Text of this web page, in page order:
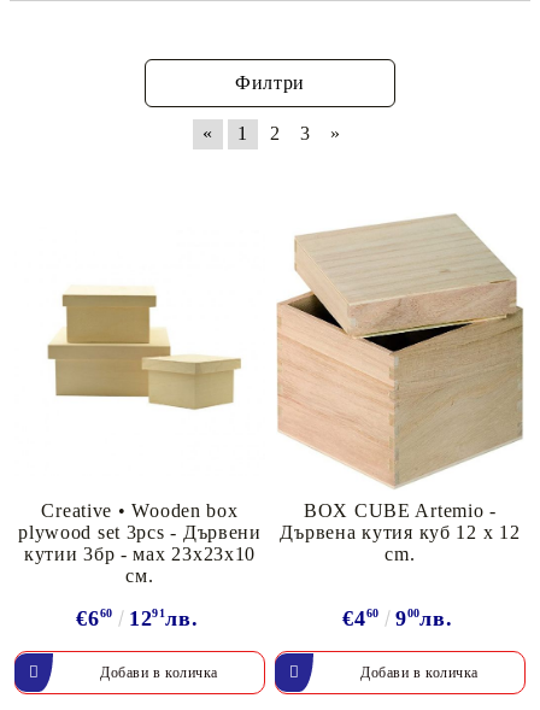
Филтри
« 1 2 3 »
Creative • Wooden box
plywood set 3pcs - Дървени
кутии 3бр - мах 23х23х10
см.
€660 1291лв.
BOX CUBE Artemio -
Дървена кутия куб 12 x 12
cm.
€460 900лв.